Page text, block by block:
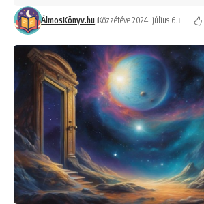
ÁlmosKönyv.hu Közzétéve 2024. július 6.